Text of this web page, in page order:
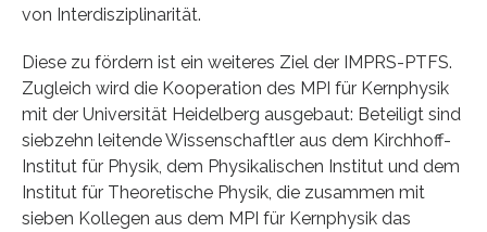
von Interdisziplinarität.
Diese zu fördern ist ein weiteres Ziel der IMPRS-PTFS.
Zugleich wird die Kooperation des MPI für Kernphysik
mit der Universität Heidelberg ausgebaut: Beteiligt sind
siebzehn leitende Wissenschaftler aus dem Kirchhoff-
Institut für Physik, dem Physikalischen Institut und dem
Institut für Theoretische Physik, die zusammen mit
sieben Kollegen aus dem MPI für Kernphysik das